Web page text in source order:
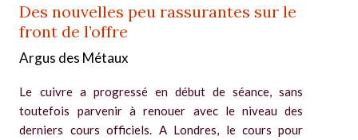
Des nouvelles peu rassurantes sur le
front de l’offre
Argus des Métaux
Le cuivre a progressé en début de séance, sans
toutefois parvenir à renouer avec le niveau des
derniers cours officiels. A Londres, le cours pour